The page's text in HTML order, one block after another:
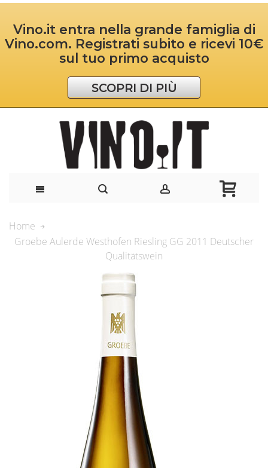
Vino.it entra nella grande famiglia di
Vino.com. Registrati subito e ricevi 10€
sul tuo primo acquisto
SCOPRI DI PIÙ
Home
Groebe Aulerde Westhofen Riesling GG 2011 Deutscher
Qualitätswein